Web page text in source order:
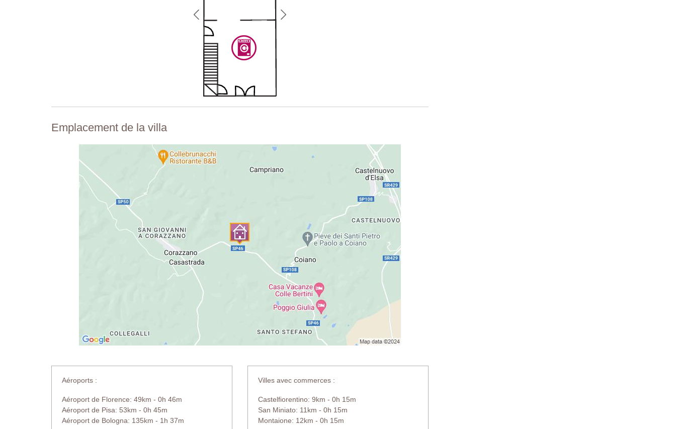
Emplacement de la villa
Aéroports :
Aéroport de Florence: 49km - 0h 46m
Aéroport de Pisa: 53km - 0h 45m
Aéroport de Bologna: 135km - 1h 37m
Villes avec commerces :
Castelfiorentino: 9km - 0h 15m
San Miniato: 11km - 0h 15m
Montaione: 12km - 0h 15m